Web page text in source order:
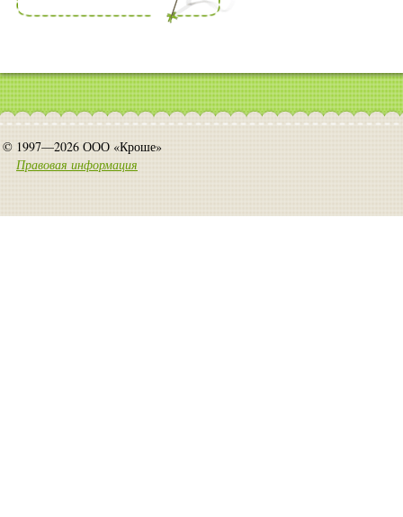
© 1997—2026 ООО «Кроше»
Правовая информация